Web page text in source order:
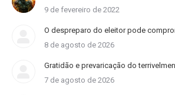
9 de fevereiro de 2022
O despreparo do eleitor pode
8 de agosto de 2026
Gratidão e prevaricação do
7 de agosto de 2026